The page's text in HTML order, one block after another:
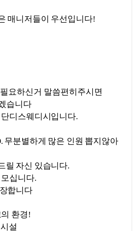
매니저들이 우선입니다!
요하신거 말씀편히주시면
습니다
디스웨디시입니다.
무분별하게 많은 인원 뽑지않아
릴 자신 있습니다.
십니다.
합니다
환경!
설